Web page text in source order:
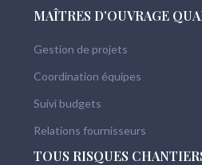
MAÎTRES D’OUVRAGE
Gestion de projets
Coordination équipes
Suivi budgets
Relations fournisseurs
TOUS RISQUES